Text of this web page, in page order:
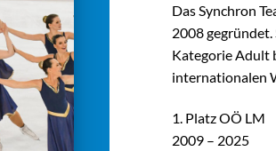
Das Synchron
2008
Kategorie Adult
internationalen
1. Platz OÖ LM
2009 – 2025